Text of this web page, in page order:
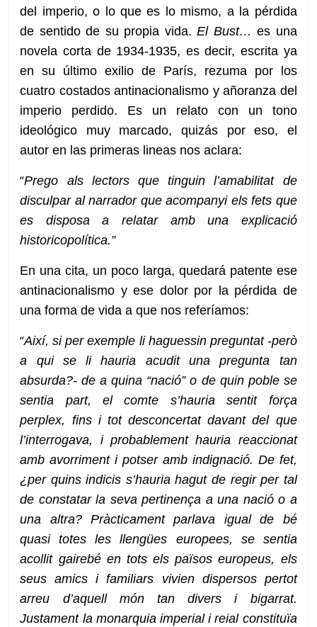
del imperio, o lo que es lo mismo, a la pérdida
de sentido de su propia vida.El Bust… es una
novela corta de 1934-1935, es decir, escrita ya
en su último exilio de París, rezuma por los
cuatro costados antinacionalismo y añoranza del
imperio perdido. Es un relato con un tono
ideológico muy marcado, quizás por eso, el
autor en las primeras lineas nos aclara:
“Prego als lectors que tinguin l’amabilitat de
disculpar al narrador que acompanyi els fets que
es disposa a relatar amb una explicació
historicopolítica.”
En una cita, un poco larga, quedará patente ese
antinacionalismo y ese dolor por la pérdida de
una forma de vida a que nos referíamos:
“Així, si per exemple li haguessin preguntat -però
a qui se li hauria acudit una pregunta tan
absurda?- de a quina “nació” o de quin poble se
sentia part, el comte s’hauria sentit força
perplex, fins i tot desconcertat davant del que
l’interrogava, i probablement hauria reaccionat
amb avorriment i potser amb indignació. De fet,
¿per quins indicis s’hauria hagut de regir per tal
de constatar la seva pertinença a una nació o a
una altra? Pràcticament parlava igual de bé
quasi totes les llengües europees, se sentia
acollit gairebé en tots els països europeus, els
seus amics i familiars vivien dispersos pertot
arreu d’aquell món tan divers i bigarrat.
Justament la monarquia imperial i reial constituïa